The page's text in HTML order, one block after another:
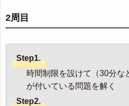
2周目
Step1.
時間制限を設けて（30分な
が付いている問題を解く
Step2.